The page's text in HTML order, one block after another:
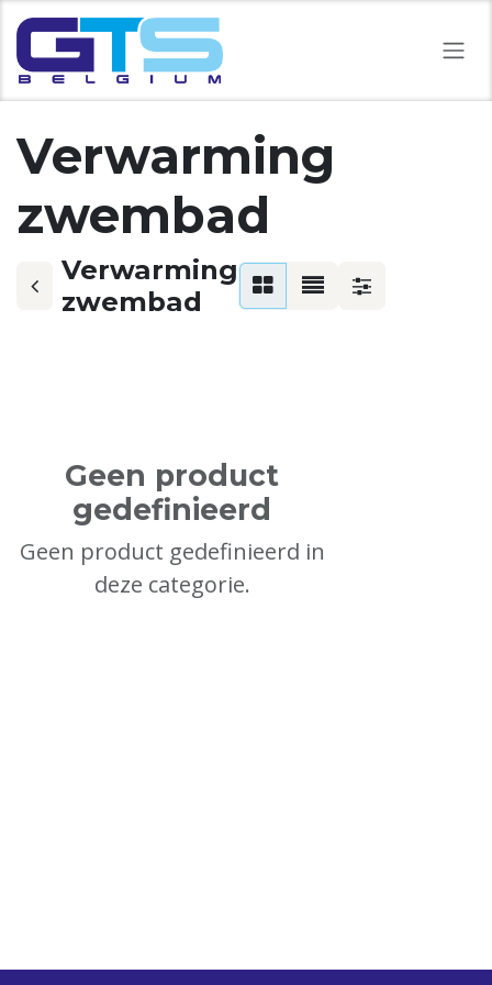
Overslaan naar inhoud
Verwarming
zwembad
Verwarming
zwembad
Geen product
gedefinieerd
Geen product gedefinieerd in
deze categorie.